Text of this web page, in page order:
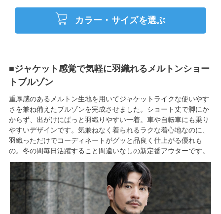
カラー・サイズを選ぶ
■ジャケット感覚で気軽に羽織れるメルトンショー
トブルゾン
重厚感のあるメルトン生地を用いてジャケットライクな使いやす
さを兼ね備えたブルゾンを完成させました。ショート丈で脚にか
からず、出がけにぱっと羽織りやすい一着。車や自転車にも乗り
やすいデザインです。気兼ねなく着られるラクな着心地なのに、
羽織っただけでコーディネートがグッと品良く仕上がる優れも
の。冬の間毎日活躍すること間違いなしの新定番アウターです。